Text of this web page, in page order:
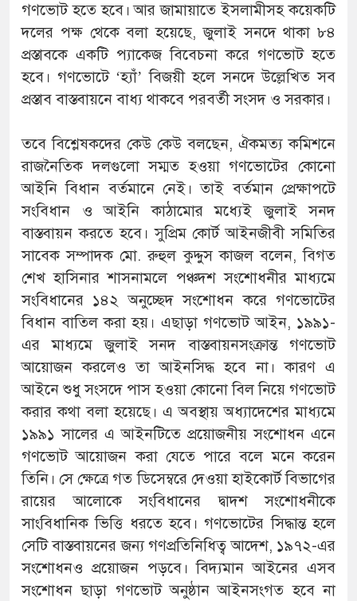
গণভোট হতে হবে। আর জামায়াতে ইসলামীসহ কয়েকটি
দলের পক্ষ থেকে বলা হয়েছে, জুলাই সনদে থাকা ৮৪
প্রস্তাবকে একটি প্যাকেজ বিবেচনা করে গণভোট হতে
হবে। গণভোটে ‘হ্যাঁ’ বিজয়ী হলে সনদে উল্লেখিত সব
প্রস্তাব বাস্তবায়নে বাধ্য থাকবে পরবর্তী সংসদ ও সরকার।
তবে বিশ্লেষকদের কেউ কেউ বলছেন, ঐকমত্য কমিশনে
রাজনৈতিক দলগুলো সম্মত হওয়া গণভোটের কোনো
আইনি বিধান বর্তমানে নেই। তাই বর্তমান প্রেক্ষাপটে
সংবিধান ও আইনি কাঠামোর মধ্যেই জুলাই সনদ
বাস্তবায়ন করতে হবে। সুপ্রিম কোর্ট আইনজীবী সমিতির
সাবেক সম্পাদক মো. রুহুল কুদ্দুস কাজল বলেন, বিগত
শেখ হাসিনার শাসনামলে পঞ্চদশ সংশোধনীর মাধ্যমে
সংবিধানের ১৪২ অনুচ্ছেদ সংশোধন করে গণভোটের
বিধান বাতিল করা হয়। এছাড়া গণভোট আইন, ১৯৯১-
এর মাধ্যমে জুলাই সনদ বাস্তবায়নসংক্রান্ত গণভোট
আয়োজন করলেও তা আইনসিদ্ধ হবে না। কারণ এ
আইনে শুধু সংসদে পাস হওয়া কোনো বিল নিয়ে গণভোট
করার কথা বলা হয়েছে। এ অবস্থায় অধ্যাদেশের মাধ্যমে
১৯৯১ সালের এ আইনটিতে প্রয়োজনীয় সংশোধন এনে
গণভোট আয়োজন করা যেতে পারে বলে মনে করেন
তিনি। সে ক্ষেত্রে গত ডিসেম্বরে দেওয়া হাইকোর্ট বিভাগের
রায়ের আলোকে সংবিধানের দ্বাদশ সংশোধনীকে
সাংবিধানিক ভিত্তি ধরতে হবে। গণভোটের সিদ্ধান্ত হলে
সেটি বাস্তবায়নের জন্য গণপ্রতিনিধিত্ব আদেশ, ১৯৭২-এর
সংশোধনও প্রয়োজন পড়বে। বিদ্যমান আইনের এসব
সংশোধন ছাড়া গণভোট অনুষ্ঠান আইনসংগত হবে না